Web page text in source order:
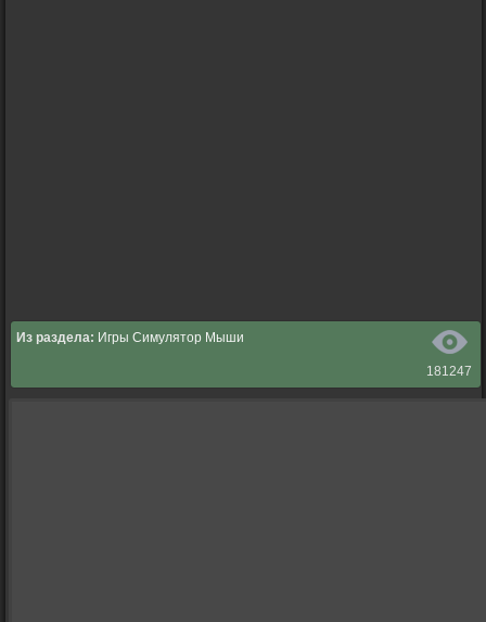
181247
Из раздела: Игры Симулятор Мыши